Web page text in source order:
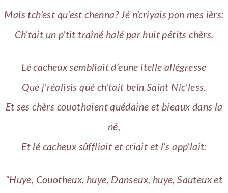
Mais tch’est qu’est chenna? Jé n’criyais pon mes ièrs:
Ch’tait un p’tit traîné halé par huit pétits chèrs.
Lé cacheux sembliait d’eune itelle allégresse
Qué j’réalisis qué ch’tait bein Saint Nic’less.
Et ses chèrs couothaient quédaine et bieaux dans la
né,
Et lé cacheux sûffliait et criait et l’s app’lait:
“Huye, Couotheux, huye, Danseux, huye, Sauteux et